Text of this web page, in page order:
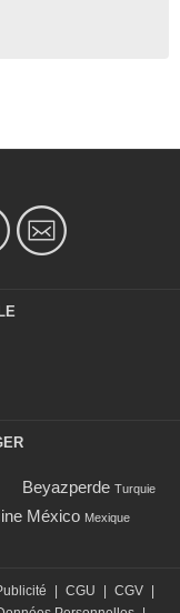
Beyazperde Turquie
México Mexique
CGU CGV